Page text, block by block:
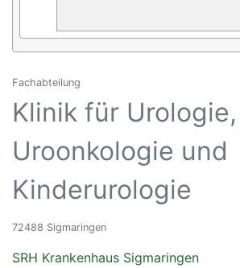
Fachabteilung
Klinik für Urologie,
Uroonkologie und
Kinderurologie
72488 Sigmaringen
SRH Krankenhaus Sigmaringen